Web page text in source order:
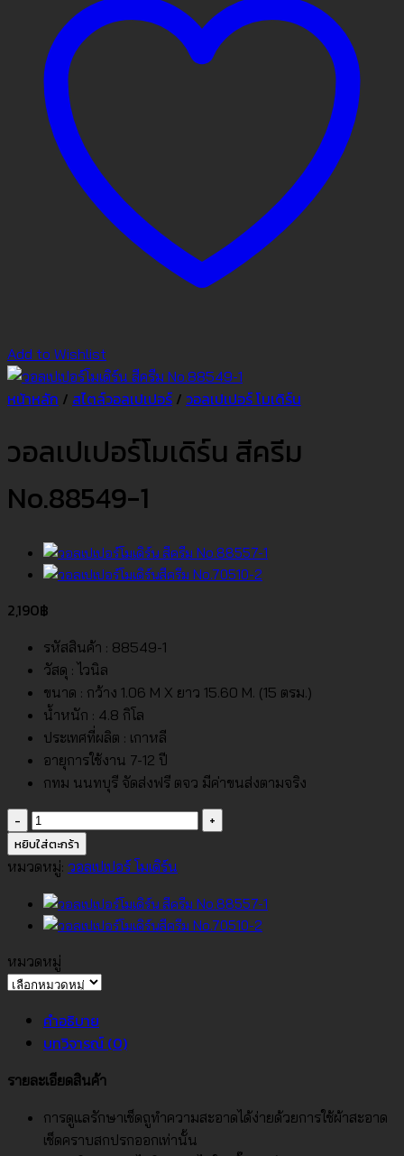
Add to Wishlist
หน้าหลัก / สไตล์วอลเปเปอร์ / วอลเปเปอร์ โมเดิร์น
วอลเปเปอร์โมเดิร์น สีครีม
No.88549-1
2,190฿
รหัสสินค้า : 88549-1
วัสดุ : ไวนิล
ขนาด : กว้าง 1.06 M X ยาว 15.60 M. (15 ตรม.)
น้ำหนัก : 4.8 กิโล
ประเทศที่ผลิต : เกาหลี
อายุการใช้งาน 7-12 ปี
กทม นนทบุรี จัดส่งฟรี ตจว มีค่าขนส่งตามจริง
จำนวน
วอลเปเปอร์
โม
สี
ครีม
No.88549-
1
หยิบใส่ตะกร้า
หมวดหมู่: วอลเปเปอร์ โมเดิร์น
หมวดหมู่
หมวด
คำอธิบาย
บทวิจารณ์ (0)
รายละเอียดสินค้า
การดูแลรักษาเช็ดถูทำความสะอาดได้ง่ายด้วยการใช้ผ้าสะอาด
เช็ดคราบสกปรกออกเท่านั้น